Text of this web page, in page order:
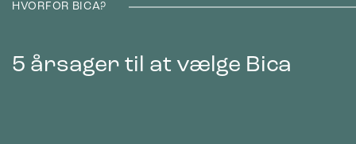
HVORFOR BICA?
5 årsager til at vælge Bica